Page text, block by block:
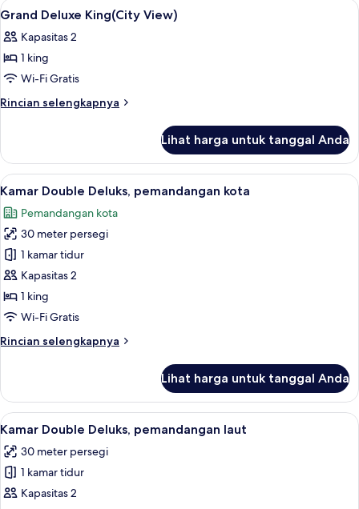
Deluxe
Lihat
semua
foto
untuk
Grand
Deluxe
Brankas, meja kerja, tirai kedap
8
Grand Deluxe King(City View)
Kapasitas 2
1 king
Wi-Fi Gratis
Rincian selengkapnya
Rincian
Grand
Deluxe
King(City
Lihat harga untuk tanggal Anda
Lihat
semua
foto
untuk
Kamar
Double
Deluks,
pemandangan
Kamar Double Deluks,
8
Kamar Double Deluks, pemandangan kota
Pemandangan kota
30 meter persegi
1 kamar tidur
Kapasitas 2
1 king
Wi-Fi Gratis
Rincian selengkapnya
Rincian
Kamar
Double
Deluks,
kota
Lihat harga untuk tanggal Anda
Lihat
semua
foto
untuk
Kamar
Kamar Double Deluks,
7
Kamar Double Deluks, pemandangan laut
30 meter persegi
1 kamar tidur
Kapasitas 2